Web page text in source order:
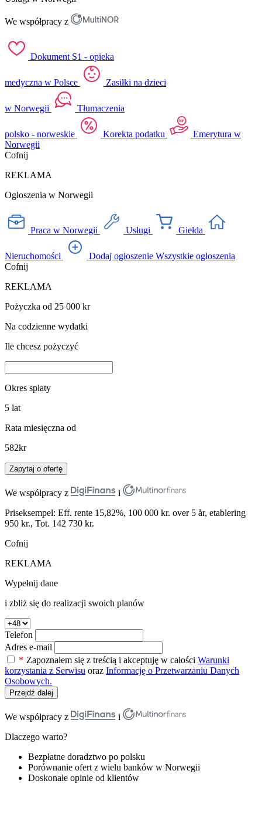
We współpracy z
Dokument S1 - opieka
medyczna w Polsce Zasiłki na dzieci
w Norwegii Tłumaczenia
polsko - norweskie Korekta podatku
Emerytura w
Norwegii
Cofnij
REKLAMA
Ogłoszenia w Norwegii
Praca w Norwegii Usługi Giełda
Nieruchomości Dodaj ogłoszenie Wszystkie ogłoszenia
Cofnij
REKLAMA
Pożyczka od 25 000 kr
Na codzienne wydatki
Ile chcesz pożyczyć
Okres spłaty
5 lat
Rata miesięczna od
582kr
Zapytaj o ofertę
We współpracy z
i
Priseksempel: Eff. rente 15,82%, 100 000 kr. over 5 år, etablering
950 kr., Tot. 142 730 kr.
Cofnij
REKLAMA
Wypełnij dane
i zbliż się do realizacji swoich planów
Telefon
Adres e-mail
* Zapoznałem się z treścią i akceptuję w całości Warunki
korzystania z Serwisu oraz Informację o Przetwarzaniu Danych
Osobowych.
Przejdź dalej
We współpracy z
i
Dlaczego warto?
Bezpłatne doradztwo po polsku
Porównanie ofert z wielu banków w Norwegii
Doskonałe opinie od klientów